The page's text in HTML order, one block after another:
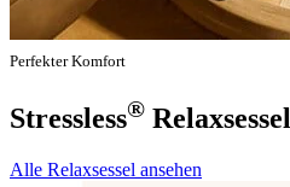
Perfekter Komfort
Stressless® Relaxsessel
Alle Relaxsessel ansehen